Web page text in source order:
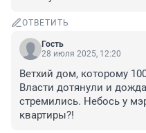
ОТВЕТИТЬ
Гость
28 июля 2025, 12:20
Ветхий дом, которому
Власти дотянули и
стремились. Небось у
квартиры?!